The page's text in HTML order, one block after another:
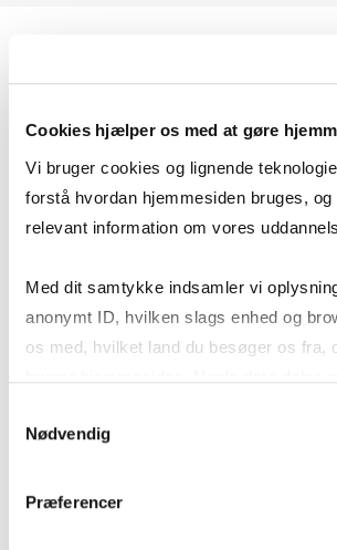
Cookies hjælper os med at gøre
Vi bruger cookies og lignende
forstå hvordan hjemmesiden bruges,
relevant information om vores
Med dit samtykke indsamler vi
anonymt ID, hvilken slags enhed og
os med, hvilket land du besøger os fra,
markedsføring. Du bestemmer selv -
Nødvendig
Præferencer
Geopolitik og
navigerer man som